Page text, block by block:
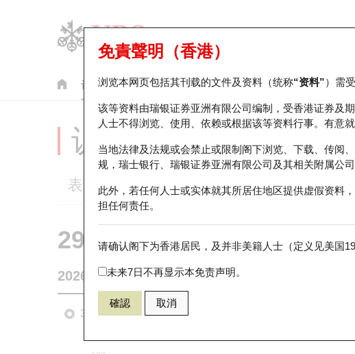
认股证 牛熊证 美股指数产品 轮证市场统计 正股数
免責聲明（香港）
浏览本网页包括其刊载的文件及资料（统称“资料”）需
该等资料由瑞银证券亚洲有限公司编制，受香港证券及
人士不得浏览、使用、依赖或根据该等资料行事。有意
当地法律及法规或会禁止或限制阁下浏览、下载、传阅
规，瑞士银行、瑞银证券亚洲有限公司及其相关附属公
此外，若任何人士或实体就其所居住地区提供虚假资料
担任何责任。
请确认阁下为香港居民，及并非美籍人士（定义见美国
未来7日不再显示本免责声明。
確認 取消
认股证分析仪
表现 街货统计 比较
29594 瑞银认购 1888 建滔积层板
2026-08-07 相关资产价格 38.36
3个月 6个月